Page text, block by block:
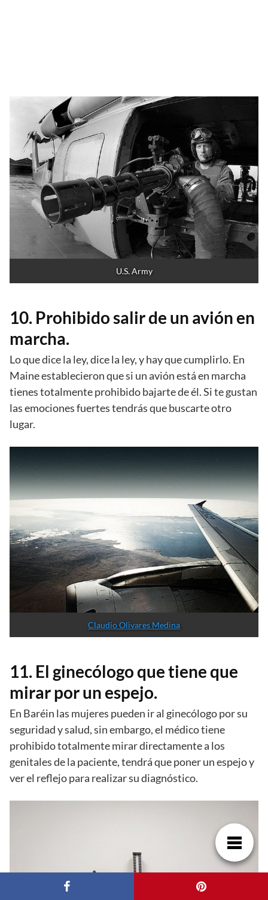
U.S. Army
10. Prohibido salir de un avión en
marcha.
Lo que dice la ley, dice la ley, y hay que cumplirlo. En
Maine establecieron que si un avión está en marcha
tienes totalmente prohibido bajarte de él. Si te gustan
las emociones fuertes tendrás que buscarte otro
lugar.
Claudio Olivares Medina
11. El ginecólogo que tiene que
mirar por un espejo.
En Baréin las mujeres pueden ir al ginecólogo por su
seguridad y salud, sin embargo, el médico tiene
prohibido totalmente mirar directamente a los
genitales de la paciente, tendrá que poner un espejo y
ver el reflejo para realizar su diagnóstico.